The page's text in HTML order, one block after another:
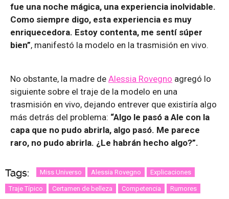
fue una noche mágica, una experiencia inolvidable.
Como siempre digo, esta experiencia es muy
enriquecedora. Estoy contenta, me sentí súper
bien”, manifestó la modelo en la trasmisión en vivo.
No obstante, la madre de Alessia Rovegno agregó lo
siguiente sobre el traje de la modelo en una
trasmisión en vivo, dejando entrever que existiría algo
más detrás del problema: “Algo le pasó a Ale con la
capa que no pudo abrirla, algo pasó. Me parece
raro, no pudo abrirla. ¿Le habrán hecho algo?”.
Tags: Miss Universo Alessia Rovegno Explicaciones
Traje Típico Certamen de belleza Competencia Rumores